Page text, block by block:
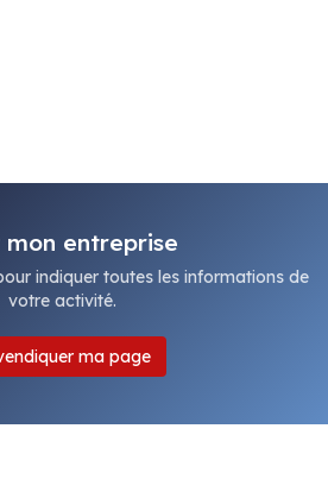
mon entreprise
indiquer toutes les informations de
votre activité.
ma page